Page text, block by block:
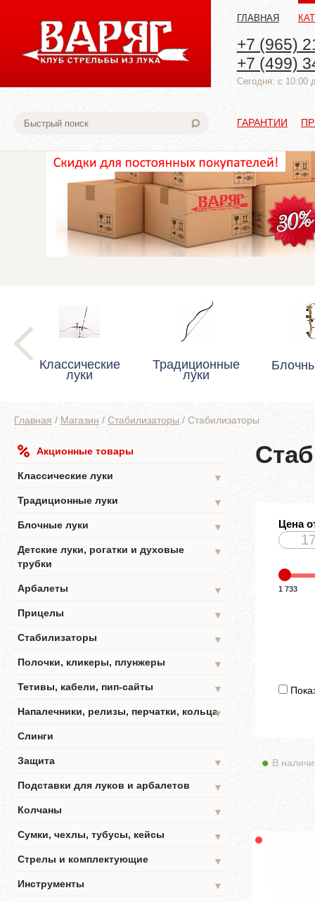
ГЛАВНАЯ
+7 (965)
+7 (499)
Cегодня: с 10:00
ГАРАНТИИ
Классические
луки
Традиционные
луки
Главная / Магазин / Стабилизаторы / Стабилизаторы
Акционные товары
Классические луки
▼
Традиционные луки
▼
Блочные луки
▼
Детские луки, рогатки и духовые
трубки
▼
Арбалеты
▼
Прицелы
▼
Стабилизаторы
▼
Полочки, кликеры, плунжеры
▼
Тетивы, кабели, пип-сайты
▼
Напалечники, релизы, перчатки, кольца▼
Слинги
Защита
▼
Подставки для луков и арбалетов
▼
Колчаны
▼
Сумки, чехлы, тубусы, кейсы
▼
Стрелы и комплектующие
▼
Инструменты
▼
Цена
1 733
В